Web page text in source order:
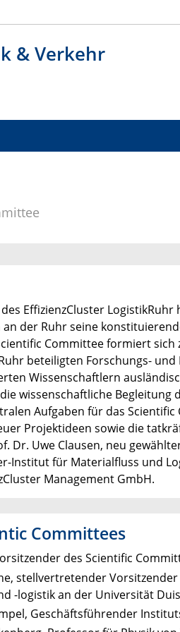
& Verkehr
EffizienzCluster
der Ruhr seine
Committee formiert
beteiligten Forschungs-
Wissenschaftlern
wissenschaftliche Begleitung
Aufgaben für das
Projektideen sowie die
Dr. Uwe Clausen, neu
Institut für Materialfluss und
Management GmbH.
Committees
des Scientific
stellvertretender
-logistik an der Universität
Geschäftsführender